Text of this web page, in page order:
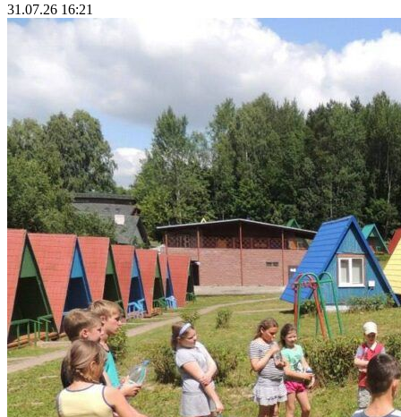
31.07.26 16:21